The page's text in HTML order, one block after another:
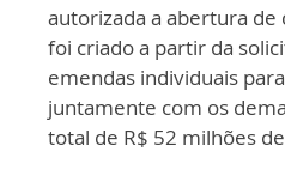
autorizada a abertura
foi criado a partir da
emendas individuais
juntamente com os
total de R$ 52 milhões